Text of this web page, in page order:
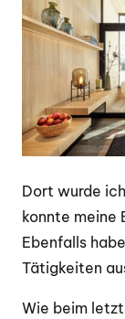
Dort wurde
konnte meine
Ebenfalls
Tätigkeiten
Wie beim